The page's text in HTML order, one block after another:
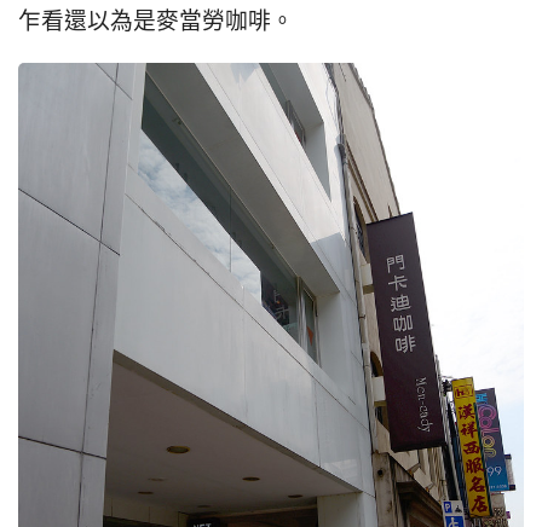
乍看還以為是麥當勞咖啡。